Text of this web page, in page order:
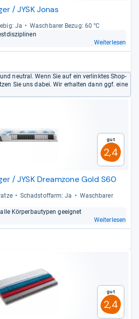
Euro ruft JYSK für eine
Standard-Einzelschläferformat
kosten zwischen rund 30
Tests der Fachmagazine und
und Kunden. So sehen
wiegut oder schlechtein
/ JYSK Jonas
Ja
Wasch­ba­rer Bezug: 60 °C
Weiterlesen
neutral. Wenn Sie auf ein verlinktes Shop-
Sie uns dabei. Wir erhalten dann ggf. eine
Gut
2,4
/ JYSK Dreamzone Gold S60
Schad­stoff­arm: Ja
Wasch­ba­rer
Kör­per­bau­ty­pen geeig­net
Weiterlesen
Gut
2,4